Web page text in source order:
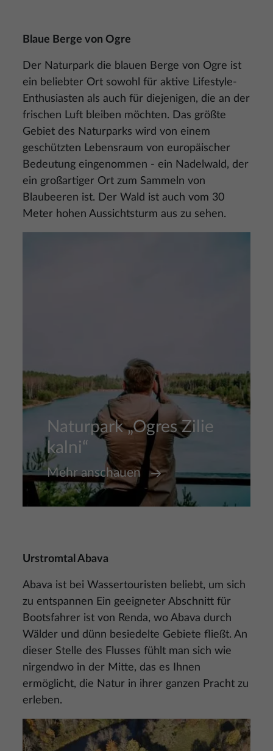
Blaue Berge von Ogre
Der Naturpark die blauen Berge von Ogre ist
ein beliebter Ort sowohl für aktive Lifestyle-
Enthusiasten als auch für diejenigen, die an der
frischen Luft bleiben möchten. Das größte
Gebiet des Naturparks wird von einem
geschützten Lebensraum von europäischer
Bedeutung eingenommen - ein Nadelwald, der
ein großartiger Ort zum Sammeln von
Blaubeeren ist. Der Wald ist auch vom 30
Meter hohen Aussichtsturm aus zu sehen.
Naturpark „Ogres Zilie
kalni“
Mehr anschauen
Urstromtal Abava
Abava ist bei Wassertouristen beliebt, um sich
zu entspannen Ein geeigneter Abschnitt für
Bootsfahrer ist von Renda, wo Abava durch
Wälder und dünn besiedelte Gebiete fließt. An
dieser Stelle des Flusses fühlt man sich wie
nirgendwo in der Mitte, das es Ihnen
ermöglicht, die Natur in ihrer ganzen Pracht zu
erleben.
Bild